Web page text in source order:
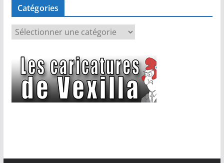
Catégories
é
g
o
r